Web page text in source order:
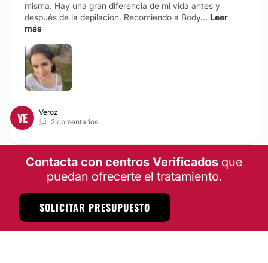
misma. Hay una gran diferencia de mi vida antes y
después de la depilación. Recomiendo a Body... Leer
más
VE
Veroz
2 comentarios
Contacta con centros Verificados que
puedan ofrecerte el tratamiento.
SOLICITAR PRESUPUESTO